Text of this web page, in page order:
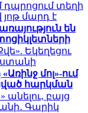
դպրոցում տեղի
մարդ է
են
Եկեղեցու
մոլ»-ում
հարկման
անելու, բայց
Գարիկ